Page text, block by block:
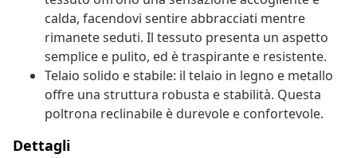
calda, facendovi sentire abbracciati mentre
rimanete seduti. Il tessuto presenta un aspetto
semplice e pulito, ed è traspirante e resistente.
Telaio solido e stabile: il telaio in legno e metallo
offre una struttura robusta e stabilità. Questa
poltrona reclinabile è durevole e confortevole.
Dettagli